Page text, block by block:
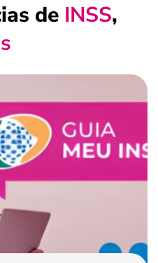
de INSS,